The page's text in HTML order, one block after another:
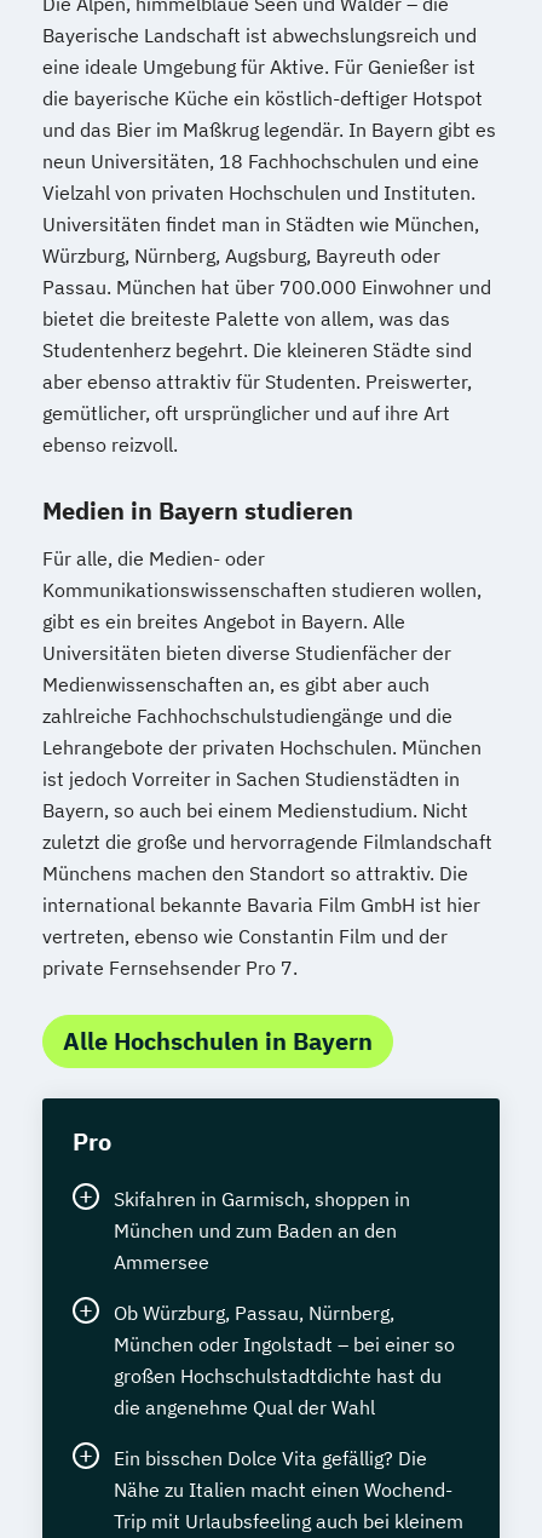
Bayerische Landschaft ist abwechslungsreich und
eine ideale Umgebung für Aktive. Für Genießer ist
die bayerische Küche ein köstlich-deftiger Hotspot
und das Bier im Maßkrug legendär. In Bayern gibt es
neun Universitäten, 18 Fachhochschulen und eine
Vielzahl von privaten Hochschulen und Instituten.
Universitäten findet man in Städten wie München,
Würzburg, Nürnberg, Augsburg, Bayreuth oder
Passau. München hat über 700.000 Einwohner und
bietet die breiteste Palette von allem, was das
Studentenherz begehrt. Die kleineren Städte sind
aber ebenso attraktiv für Studenten. Preiswerter,
gemütlicher, oft ursprünglicher und auf ihre Art
ebenso reizvoll.
Medien in Bayern studieren
Für alle, die Medien- oder
Kommunikationswissenschaften studieren wollen,
gibt es ein breites Angebot in Bayern. Alle
Universitäten bieten diverse Studienfächer der
Medienwissenschaften an, es gibt aber auch
zahlreiche Fachhochschulstudiengänge und die
Lehrangebote der privaten Hochschulen. München
ist jedoch Vorreiter in Sachen Studienstädten in
Bayern, so auch bei einem Medienstudium. Nicht
zuletzt die große und hervorragende Filmlandschaft
Münchens machen den Standort so attraktiv. Die
international bekannte Bavaria Film GmbH ist hier
vertreten, ebenso wie Constantin Film und der
private Fernsehsender Pro 7.
Alle Hochschulen in Bayern
Pro
Skifahren in Garmisch, shoppen in
München und zum Baden an den
Ammersee
Ob Würzburg, Passau, Nürnberg,
München oder Ingolstadt – bei einer so
großen Hochschulstadtdichte hast du
die angenehme Qual der Wahl
Ein bisschen Dolce Vita gefällig? Die
Nähe zu Italien macht einen Wochend-
Trip mit Urlaubsfeeling auch bei kleinem